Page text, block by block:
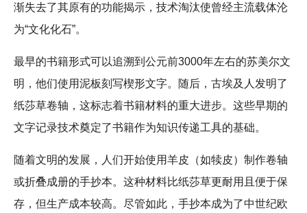
渐失去了其原有的功能揭示，技术淘汰使曾经主流载体沦
为“文化化石”。
最早的书籍形式可以追溯到公元前3000年左右的苏美尔文
明，他们使用泥板刻写楔形文字。随后，古埃及人发明了
纸莎草卷轴，这标志着书籍材料的重大进步。这些早期的
文字记录技术奠定了书籍作为知识传递工具的基础。
随着文明的发展，人们开始使用羊皮（如犊皮）制作卷轴
或折叠成册的手抄本。这种材料比纸莎草更耐用且便于保
存，但生产成本较高。尽管如此，手抄本成为了中世纪欧